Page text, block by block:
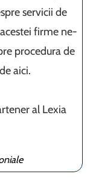
servicii de
firme ne-
procedura de
aici.
al Lexia